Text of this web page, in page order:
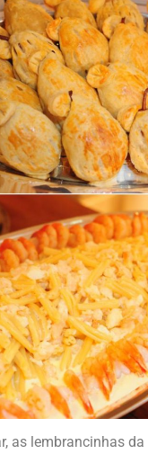
as lembrancinhas